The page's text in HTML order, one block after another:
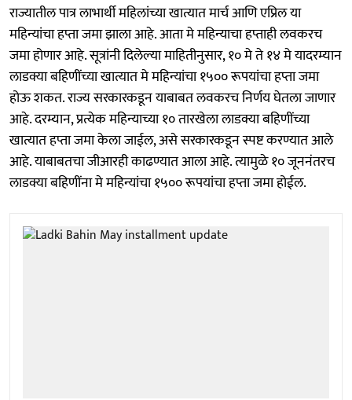
राज्यातील पात्र लाभार्थी महिलांच्या खात्यात मार्च आणि एप्रिल या
महिन्यांचा हप्ता जमा झाला आहे. आता मे महिन्याचा हप्ताही लवकरच
जमा होणार आहे. सूत्रांनी दिलेल्या माहितीनुसार, १० मे ते १४ मे यादरम्यान
लाडक्या बहि‍णींच्या खात्यात मे महिन्यांचा १५०० रूपयांचा हप्ता जमा
होऊ शकत. राज्य सरकारकडून याबाबत लवकरच निर्णय घेतला जाणार
आहे. दरम्यान, प्रत्येक महिन्याच्या १० तारखेला लाडक्या बहिणींच्या
खात्यात हप्ता जमा केला जाईल, असे सरकारकडून स्पष्ट करण्यात आले
आहे. याबाबतचा जीआरही काढण्यात आला आहे. त्यामुळे १० जूननंतरच
लाडक्या बहिणींना मे महिन्यांचा १५०० रूपयांचा हप्ता जमा होईल.